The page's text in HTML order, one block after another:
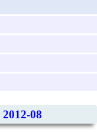
2012-08